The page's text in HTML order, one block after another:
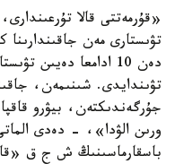
«قۇرمەتتى قالا
دەن 10 ادامعا دەيىن
تۋىندايدى. شىنىمەن،
جۇرگەندىكتەن، بيۋرو
ورىن الۋدا»، - دەدى
باسقارماسىنىڭ ش ج ق